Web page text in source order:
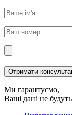
Ми гарантуємо,
Ваші дані не